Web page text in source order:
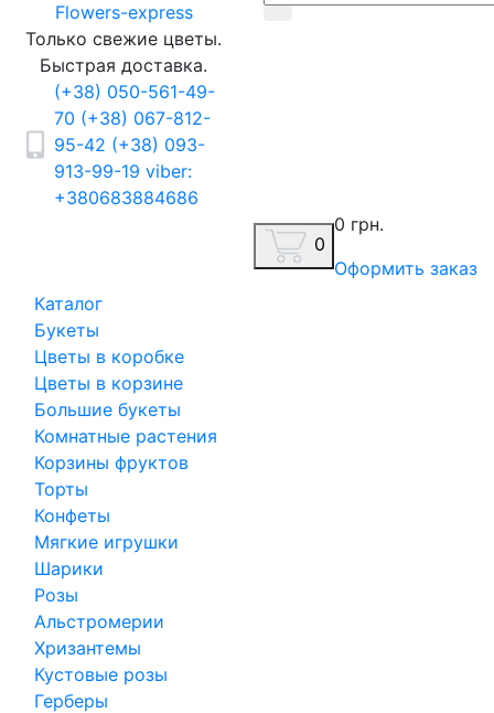
Flowers-express
Только свежие цветы.
Быстрая доставка.
(+38) 050-561-49-
70 (+38) 067-812-
95-42 (+38) 093-
913-99-19 viber:
+380683884686
0
0 грн.
Оформить заказ
Каталог
Букеты
Цветы в коробке
Цветы в корзине
Большие букеты
Комнатные растения
Корзины фруктов
Торты
Конфеты
Мягкие игрушки
Шарики
Розы
Альстромерии
Хризантемы
Кустовые розы
Герберы